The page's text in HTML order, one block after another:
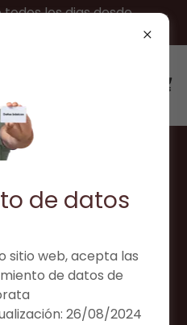
los dias desde
a 9:00 pm
Fiel!
de datos
sitio web, acepta las
de datos de
26/08/2024